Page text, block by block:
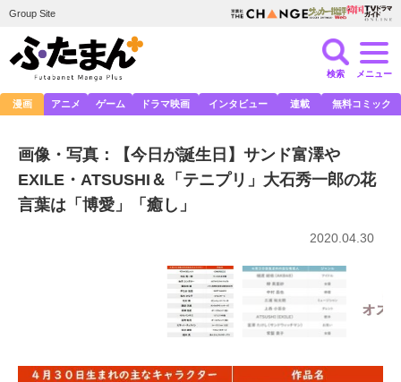
Group Site
検索 メニュー
漫画 アニメ ゲーム ドラマ映画 インタビュー 連載 無料コミック
画像・写真：【今日が誕生日】サンド富澤や
EXILE・ATSUSHI＆「テニプリ」大石秀一郎の花
言葉は「博愛」「癒し」
2020.04.30